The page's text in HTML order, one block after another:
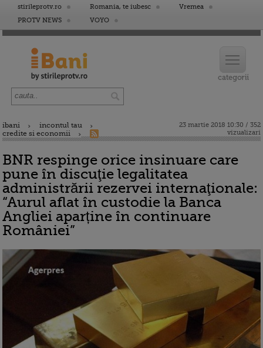
stirileprotv.ro Romania, te iubesc
Vremea
PROTV NEWS
VOYO
ibani
incontul tau
credite si economii
23 martie 2018 10:30 / 352
vizualizari
BNR respinge orice insinuare care
pune în discuţie legalitatea
administrării rezervei internaţionale:
“Aurul aflat în custodie la Banca
Angliei aparține în continuare
României”